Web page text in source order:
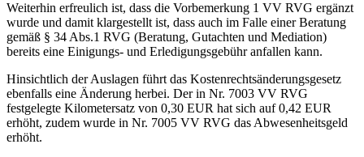
Weiterhin erfreulich ist, dass die Vorbemerkung 1 VV RVG ergänzt
wurde und damit klargestellt ist, dass auch im Falle einer Beratung
gemäß § 34 Abs.1 RVG (Beratung, Gutachten und Mediation)
bereits eine Einigungs- und Erledigungsgebühr anfallen kann.
Hinsichtlich der Auslagen führt das Kostenrechtsänderungsgesetz
ebenfalls eine Änderung herbei. Der in Nr. 7003 VV RVG
festgelegte Kilometersatz von 0,30 EUR hat sich auf 0,42 EUR
erhöht, zudem wurde in Nr. 7005 VV RVG das Abwesenheitsgeld
erhöht.